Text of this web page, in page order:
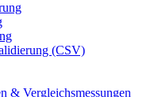
(CSV)
& Vergleichsmessungen